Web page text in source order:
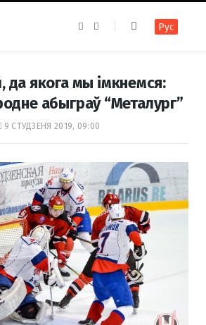
e
o
k
t
r
a
m
Рус
да якога мы імкнемся:
абыграў “Металург”
9 СТУДЗЕНЯ 2019, 09:00